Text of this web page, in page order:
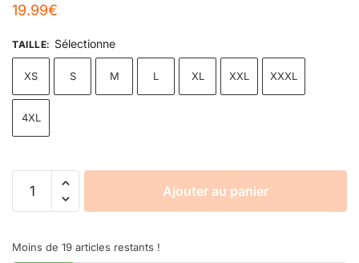
19.99€
TAILLE: Sélectionne
XS S M L XL XXL XXXL
4XL
Ajouter au panier
Moins de 19 articles restants !